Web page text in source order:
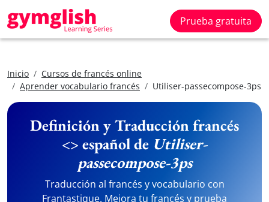
Prueba gratuita
Inicio
Cursos de francés online
Aprender vocabulario francés
Utiliser-passecompose-3ps
Definición y Traducción francés
<> español de Utiliser-
passecompose-3ps
Traducción al francés y vocabulario con
Frantastique. Mejora tu francés y prueba